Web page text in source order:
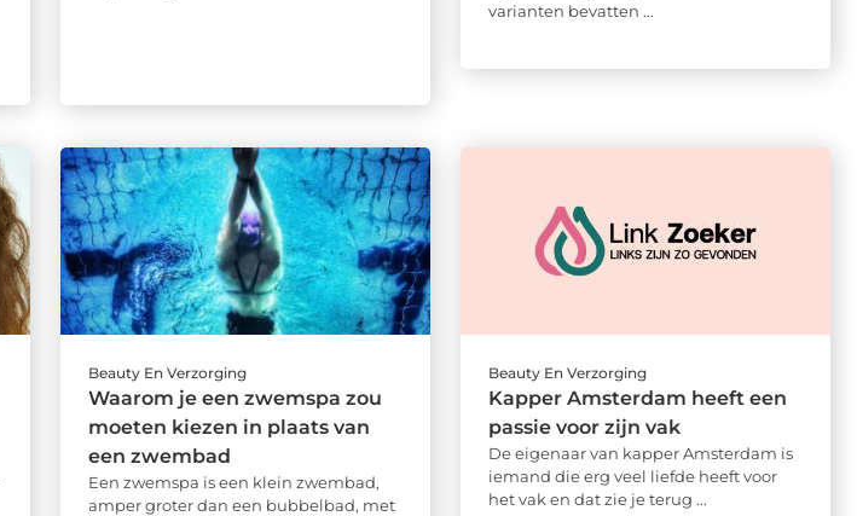
varianten bevatten ...
Beauty En Verzorging
Waarom je een zwemspa zou
moeten kiezen in plaats van
een zwembad
Een zwemspa is een klein zwembad,
amper groter dan een bubbelbad, met
Beauty En Verzorging
Kapper Amsterdam heeft een
passie voor zijn vak
De eigenaar van kapper Amsterdam is
iemand die erg veel liefde heeft voor
het vak en dat zie je terug ...